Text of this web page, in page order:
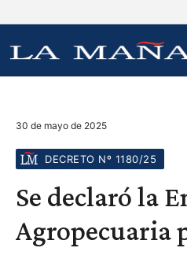
30 de mayo de 2025
DECRETO Nº 1180/25
Se declaró la
Agropecuaria